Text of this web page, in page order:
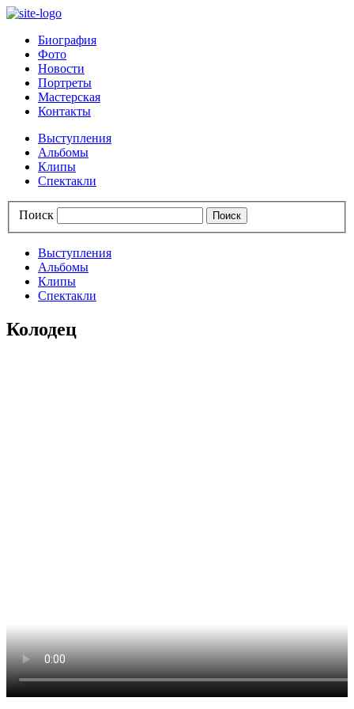
Биография
Фото
Новости
Портреты
Мастерская
Контакты
Выступления
Альбомы
Клипы
Спектакли
Поиск
Выступления
Альбомы
Клипы
Спектакли
Колодец